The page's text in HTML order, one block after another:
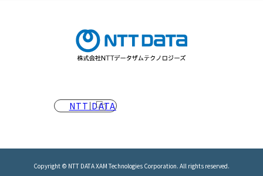
NTT DATA
Copyright © NTT DATA XAM Technologies Corporation. All rights reserved.